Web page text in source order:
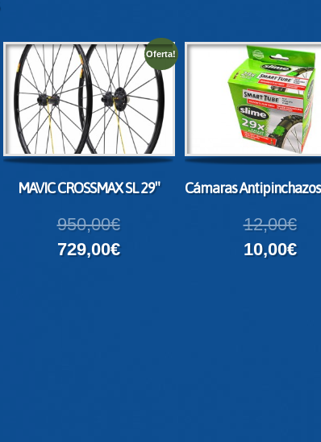
Oferta!
MAVIC CROSSMAX SL 29″
950,00€
729,00€
Cámaras
12,00€
10,00€